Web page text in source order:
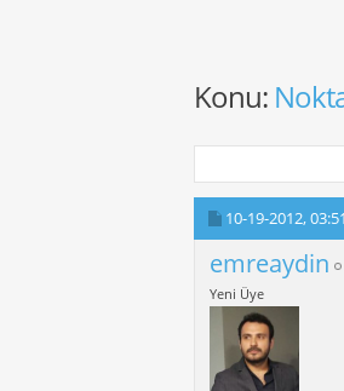
Konu:
10-19-2012,
emreaydin
Yeni Üye